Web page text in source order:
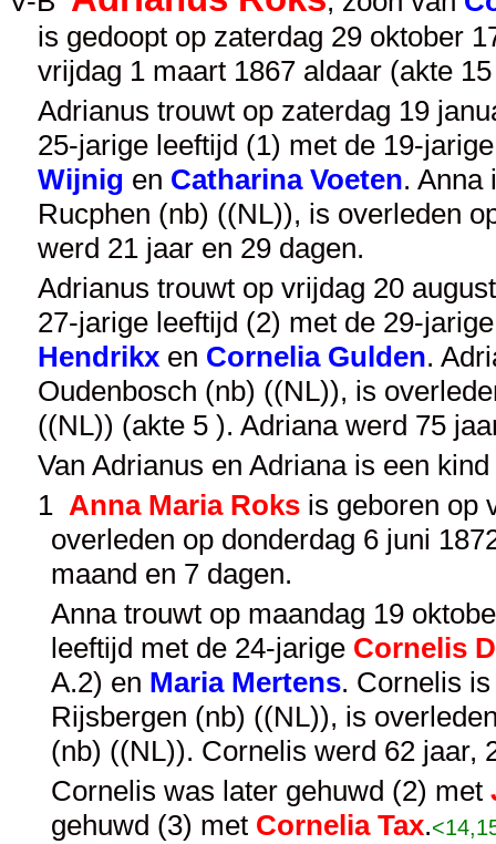
is gedoopt op zaterdag 29 oktober
vrijdag 1 maart 1867 aldaar (akte
Adrianus trouwt op zaterdag 19
25-jarige leeftijd (1) met de 19-
Wijnig en Catharina Voeten. Anna
Rucphen (nb) ((NL)), is overleden
werd 21 jaar en 29 dagen.
Adrianus trouwt op vrijdag 20
27-jarige leeftijd (2) met de 29-
Hendrikxen Cornelia Gulden.
Oudenbosch (nb) ((NL)), is
((NL)) (akte 5 ). Adriana werd 75
Van Adrianus en Adriana is een
1 Anna Maria Roksis geboren op
overleden op donderdag 6 juni
maand en 7 dagen.
Anna trouwt op maandag 19
leeftijd met de 24-jarige Cornelis
A.2) en Maria Mertens. Cornelis
Rijsbergen (nb) ((NL)), is
(nb) ((NL)). Cornelis werd 62 jaar,
Cornelis was later gehuwd (2) met
gehuwd (3) met Cornelia Tax.